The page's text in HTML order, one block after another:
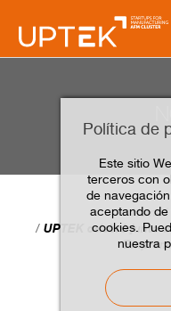
Política de
Este sitio
terceros con
de
aceptando
cookies.
nuestra
Home
UPTEK celebró junto a